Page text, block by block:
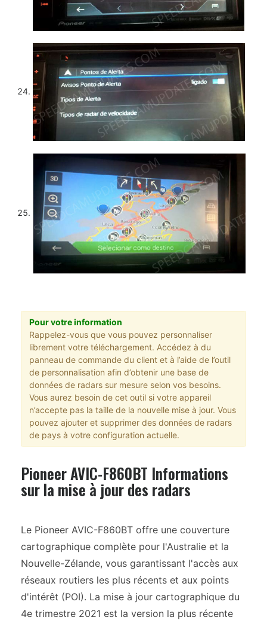
Pour votre information
Rappelez-vous que vous pouvez personnaliser
librement votre téléchargement. Accédez à du
panneau de commande du client et à l’aide de l’outil
de personnalisation afin d’obtenir une base de
données de radars sur mesure selon vos besoins.
Vous aurez besoin de cet outil si votre appareil
n’accepte pas la taille de la nouvelle mise à jour. Vous
pouvez ajouter et supprimer des données de radars
de pays à votre configuration actuelle.
Pioneer AVIC-F860BT Informations
sur la mise à jour des radars
Le Pioneer AVIC-F860BT offre une couverture
cartographique complète pour l'Australie et la
Nouvelle-Zélande, vous garantissant l'accès aux
réseaux routiers les plus récents et aux points
d'intérêt (POI). La mise à jour cartographique du
4e trimestre 2021 est la version la plus récente